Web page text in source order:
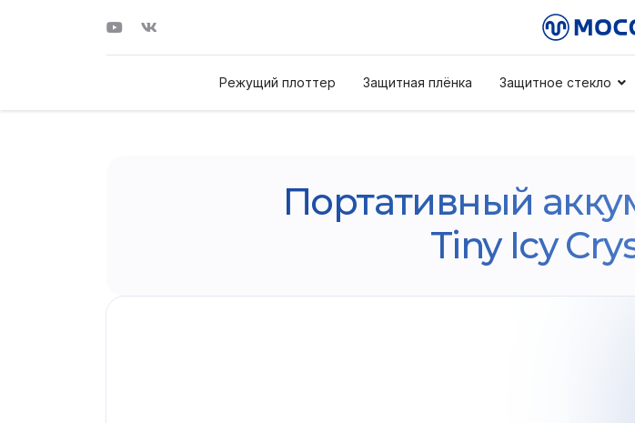
Режущий плоттер Защитная плёнка Защитное стекло
Портативный
Tiny Icy